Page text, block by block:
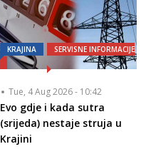
KRAJINA SERVISNE INFORMACIJE
Tue, 4 Aug 2026 - 10:42
Evo gdje i kada sutra
(srijeda) nestaje struja u
Krajini